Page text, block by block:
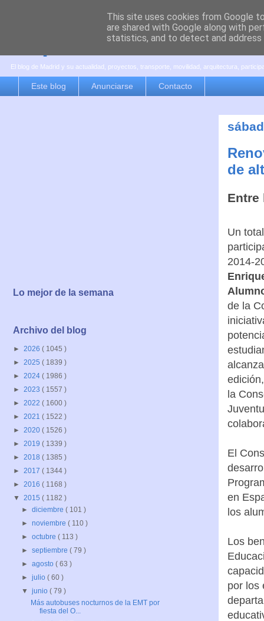
es por madrid
El blog de Madrid y su actualidad, proyectos, transporte, movilidad, arquitectura,
Este blog Anunciarse Contacto
de
Entre
Un
2014-
de la
la
El
en
los
Los
por los
Lo mejor de la semana
Archivo del blog
► 2026 ( 1045 )
► 2025 ( 1839 )
► 2024 ( 1986 )
► 2023 ( 1557 )
► 2022 ( 1600 )
► 2021 ( 1522 )
► 2020 ( 1526 )
► 2019 ( 1339 )
► 2018 ( 1385 )
► 2017 ( 1344 )
► 2016 ( 1168 )
▼ 2015 ( 1182 )
►diciembre( 101 )
►noviembre( 110 )
►octubre( 113 )
►septiembre( 79 )
►agosto( 63 )
►julio( 60 )
▼junio( 79 )
Más autobuses nocturnos de la EMT por
fiesta del O...
This site uses cookies from Google
are shared with Google along with
statistics, and to detect and address